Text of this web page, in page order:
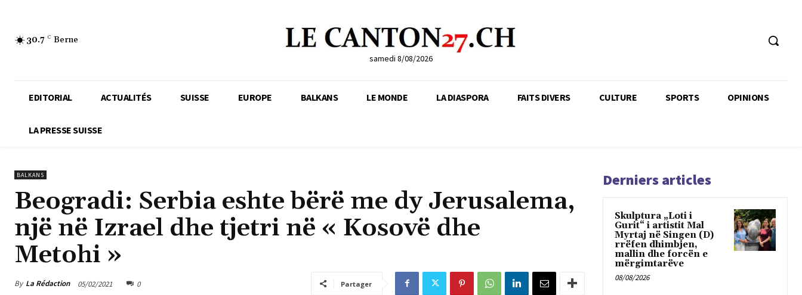
30.7 C Berne
samedi 8/08/2026
EDITORIAL ACTUALITÉS SUISSE EUROPE BALKANS LE MONDE LA DIASPORA FAITS DIVERS CULTURE SPORTS OPINIONS
LA PRESSE SUISSE
BALKANS
Beogradi: Serbia eshte bërë me dy Jerusalema,
një në Izrael dhe tjetri në « Kosovë dhe
Metohi »
By La Rédaction 05/02/2021 0 Partager
Derniers articles
Skulptura „Loti i
Gurit“ i artistit Mal
Myrtaj në Singen (D)
rrëfen dhimbjen,
mallin dhe forcën e
mërgimtarëve
08/08/2026